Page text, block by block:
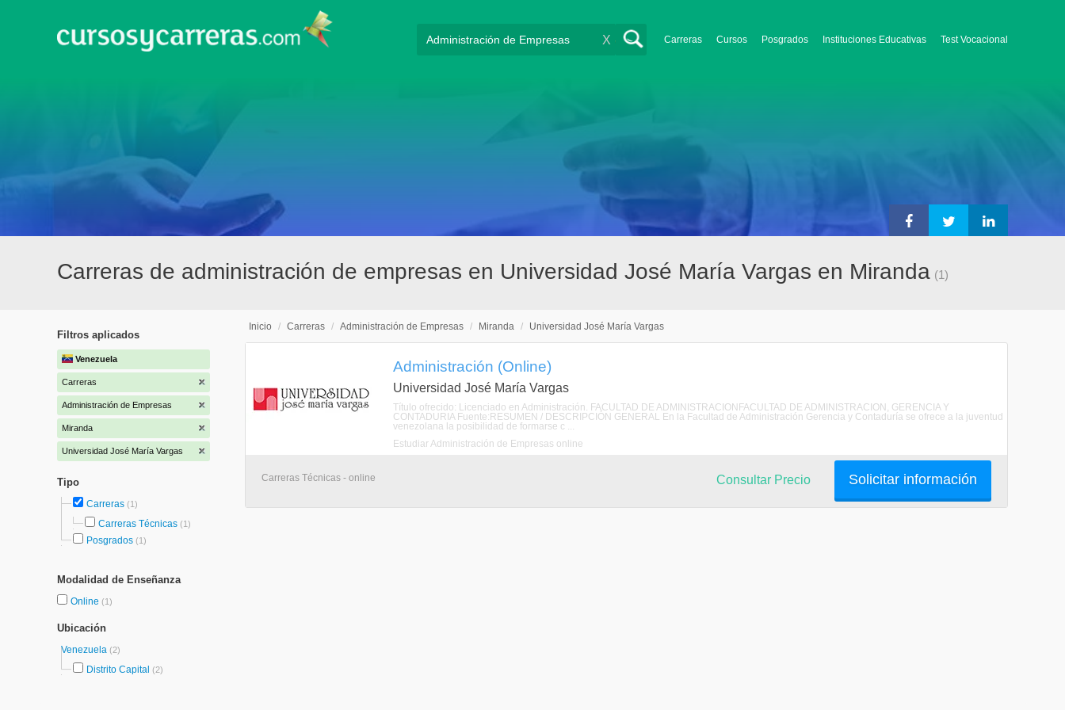
Carreras Cursos Posgrados Instituciones Educativas Test Vocacional
X
Carreras de administración de empresas en Universidad José María Vargas en Miranda (1)
Filtros aplicados
Venezuela
Carreras
Administración de Empresas
Miranda
Universidad José María Vargas
Tipo
Carreras (1)
Carreras Técnicas (1)
Posgrados (1)
Modalidad de Enseñanza
Online (1)
Ubicación
Venezuela (2)
Distrito Capital (2)
Inicio / Carreras / Administración de Empresas / Miranda / Universidad José María Vargas
Administración (Online)
Universidad José María Vargas
Título ofrecido: Licenciado en Administración. FACULTAD DE ADMINISTRACIONFACULTAD DE ADMINISTRACION, GERENCIA Y
CONTADURIA Fuente:RESUMEN / DESCRIPCIÓN GENERAL En la Facultad de Administración Gerencia y Contaduría se ofrece a la juventud
venezolana la posibilidad de formarse c ...
Estudiar Administración de Empresas online
Carreras Técnicas - online Solicitar información
Consultar Precio